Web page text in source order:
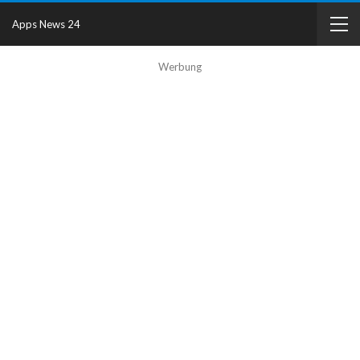
Werbung
Apps News 24